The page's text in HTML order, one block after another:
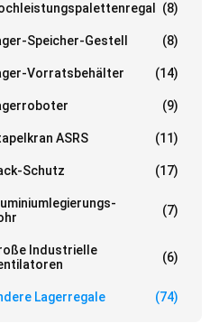
(8)
Speicher-Gestell (8)
Vorratsbehälter (14)
(9)
ASRS (11)
Schutz (17)
(7)
Industrielle
(6)
Lagerregale (74)